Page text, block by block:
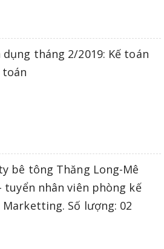
dụng tháng 2/2019: Kế toán
bê tông Thăng Long-Mê
tuyển nhân viên phòng kế
Marketting. Số lượng: 02